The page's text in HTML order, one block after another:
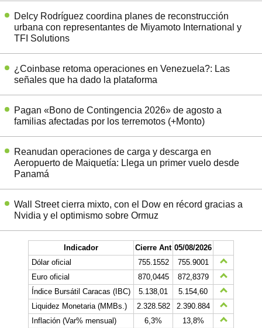
Delcy Rodríguez coordina planes de reconstrucción
urbana con representantes de Miyamoto International y
TFI Solutions
¿Coinbase retoma operaciones en Venezuela?: Las
señales que ha dado la plataforma
Pagan «Bono de Contingencia 2026» de agosto a
familias afectadas por los terremotos (+Monto)
Reanudan operaciones de carga y descarga en
Aeropuerto de Maiquetía: Llega un primer vuelo desde
Panamá
Wall Street cierra mixto, con el Dow en récord gracias a
Nvidia y el optimismo sobre Ormuz
Indicador Cierre Ant 05/08/2026
Dólar oficial
755.1552
755.9001
Euro oficial
870,0445
872,8379
Índice Bursátil Caracas (IBC)
5.138,01
5.154,60
Liquidez Monetaria (MMBs.)
2.328.582
2.390.884
Inflación (Var% mensual)
6,3%
13,8%